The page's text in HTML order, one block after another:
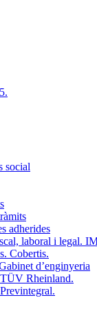
social
adherides
laboral i legal.
Cobertis.
d’enginyeria
Rheinland.